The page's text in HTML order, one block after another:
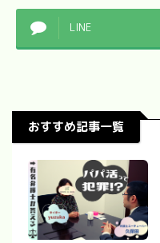
LINE
おすすめ記事一覧